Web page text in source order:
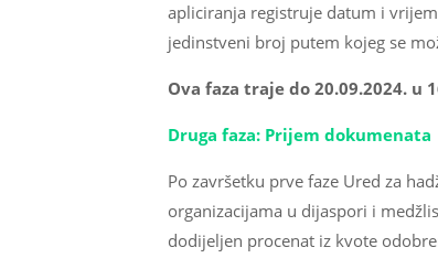
apliciranja registruje datum i
jedinstveni broj putem kojeg se
Ova faza traje do 20.09.2024. u
Druga faza: Prijem dokumenata
Po završetku prve faze Ured za
organizacijama u dijaspori i
dodijeljen procenat iz kvote